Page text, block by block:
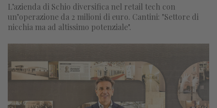
L’azienda di Schio diversifica nel retail tech con
un’operazione da 2 milioni di euro. Cantini: "Settore di
nicchia ma ad altissimo potenziale".